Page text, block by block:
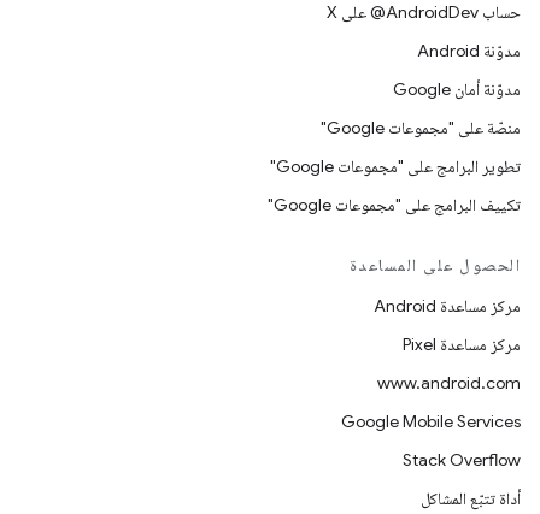
حساب ‎@AndroidDev على X
مدوّنة Android
مدوّنة أمان Google
منصّة على "مجموعات Google"
تطوير البرامج على "مجموعات Google"
تكييف البرامج على "مجموعات Google"
الحصول على المساعدة
مركز مساعدة Android
مركز مساعدة Pixel
www.android.com
Google Mobile Services
Stack Overflow
أداة تتبّع المشاكل